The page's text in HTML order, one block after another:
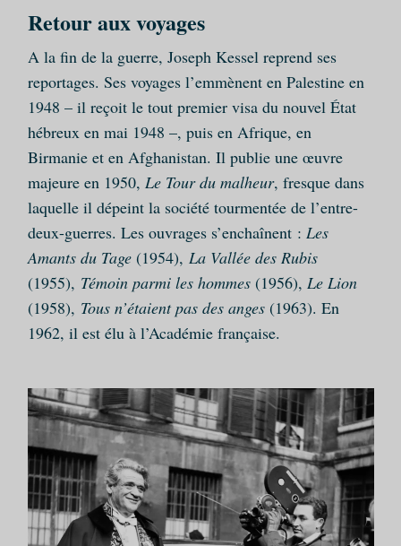
Retour aux voyages
A la fin de la guerre, Joseph Kessel reprend ses
reportages. Ses voyages l’emmènent en Palestine en
1948 – il reçoit le tout premier visa du nouvel État
hébreux en mai 1948 –, puis en Afrique, en
Birmanie et en Afghanistan. Il publie une œuvre
majeure en 1950, Le Tour du malheur, fresque dans
laquelle il dépeint la société tourmentée de l’entre-
deux-guerres. Les ouvrages s’enchaînent : Les
Amants du Tage (1954), La Vallée des Rubis
(1955), Témoin parmi les hommes (1956), Le Lion
(1958), Tous n’étaient pas des anges (1963). En
1962, il est élu à l’Académie française.